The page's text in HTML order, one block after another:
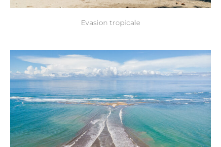
Evasion tropicale